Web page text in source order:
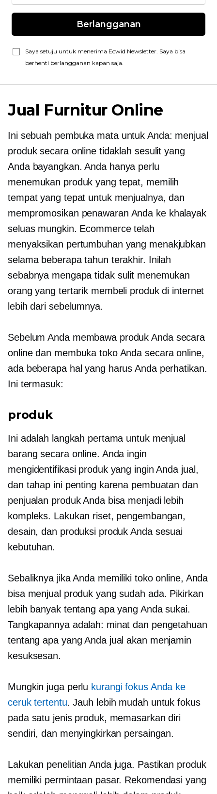
Berlangganan
Saya setuju untuk menerima Ecwid Newsletter. Saya bisa
berhenti berlangganan kapan saja.
Jual Furnitur Online
Ini sebuah pembuka matauntuk Anda: menjual
produk secara online tidaklah sesulit yang
Anda bayangkan. Anda hanya perlu
menemukan produk yang tepat, memilih
tempat yang tepat untuk menjualnya, dan
mempromosikan penawaran Anda ke khalayak
seluas mungkin. Ecommerce telah
menyaksikan pertumbuhan yang menakjubkan
selama beberapa tahun terakhir. Inilah
sebabnya mengapa tidak sulit menemukan
orang yang tertarik membeli produk di internet
lebih dari sebelumnya.
Sebelum Anda membawa produk Anda secara
online dan membuka toko Anda secara online,
ada beberapa hal yang harus Anda perhatikan.
Ini termasuk:
produk
Ini adalah langkah pertama untuk menjual
barang secara online. Anda ingin
mengidentifikasi produk yang ingin Anda jual,
dan tahap ini penting karena pembuatan dan
penjualan produk Anda bisa menjadi lebih
kompleks. Lakukan riset, pengembangan,
desain, dan produksi produk Anda sesuai
kebutuhan.
Sebaliknya jika Anda memiliki toko online, Anda
bisa menjual produk yang sudah ada. Pikirkan
lebih banyak tentang apa yang Anda sukai.
Tangkapannya adalah: minat dan pengetahuan
tentang apa yang Anda jual akan menjamin
kesuksesan.
Mungkin juga perlu kurangi fokus Anda ke
ceruk tertentu. Jauh lebih mudah untuk fokus
pada satu jenis produk, memasarkan diri
sendiri, dan menyingkirkan persaingan.
Lakukan penelitian Anda juga. Pastikan produk
memiliki permintaan pasar. Rekomendasi yang